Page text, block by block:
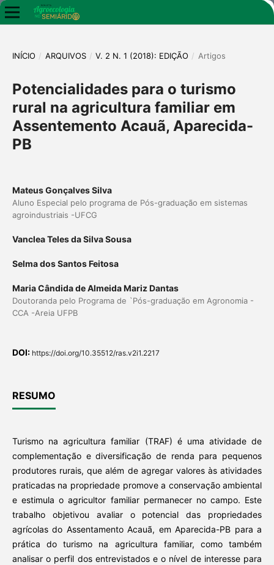
INÍCIO / ARQUIVOS / V. 2 N. 1 (2018): EDIÇÃO / Artigos
Potencialidades para o turismo
rural na agricultura familiar em
Assentemento Acauã, Aparecida-
PB
Mateus Gonçalves Silva
Aluno Especial pelo programa de Pós-graduação em sistemas
agroindustriais -UFCG
Vanclea Teles da Silva Sousa
Selma dos Santos Feitosa
Maria Cândida de Almeida Mariz Dantas
Doutoranda pelo Programa de `Pós-graduação em Agronomia -
CCA -Areia UFPB
DOI: https://doi.org/10.35512/ras.v2i1.2217
RESUMO
Turismo na agricultura familiar (TRAF) é uma atividade de
complementação e diversificação de renda para pequenos
produtores rurais, que além de agregar valores às atividades
praticadas na propriedade promove a conservação ambiental
e estimula o agricultor familiar permanecer no campo. Este
trabalho objetivou avaliar o potencial das propriedades
agrícolas do Assentamento Acauã, em Aparecida-PB para a
prática do turismo na agricultura familiar, como também
analisar o perfil dos entrevistados e o nível de interesse para